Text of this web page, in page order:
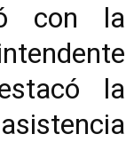
con la
la